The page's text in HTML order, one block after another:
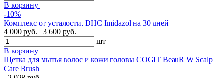
В корзину
-10%
Комплекс от усталости, DHC Imidazol на 30 дней
4 000 руб.
3 600 руб.
шт
В корзину
Щетка для мытья волос и кожи головы COGIT BeauR W Scalp
Care Brush